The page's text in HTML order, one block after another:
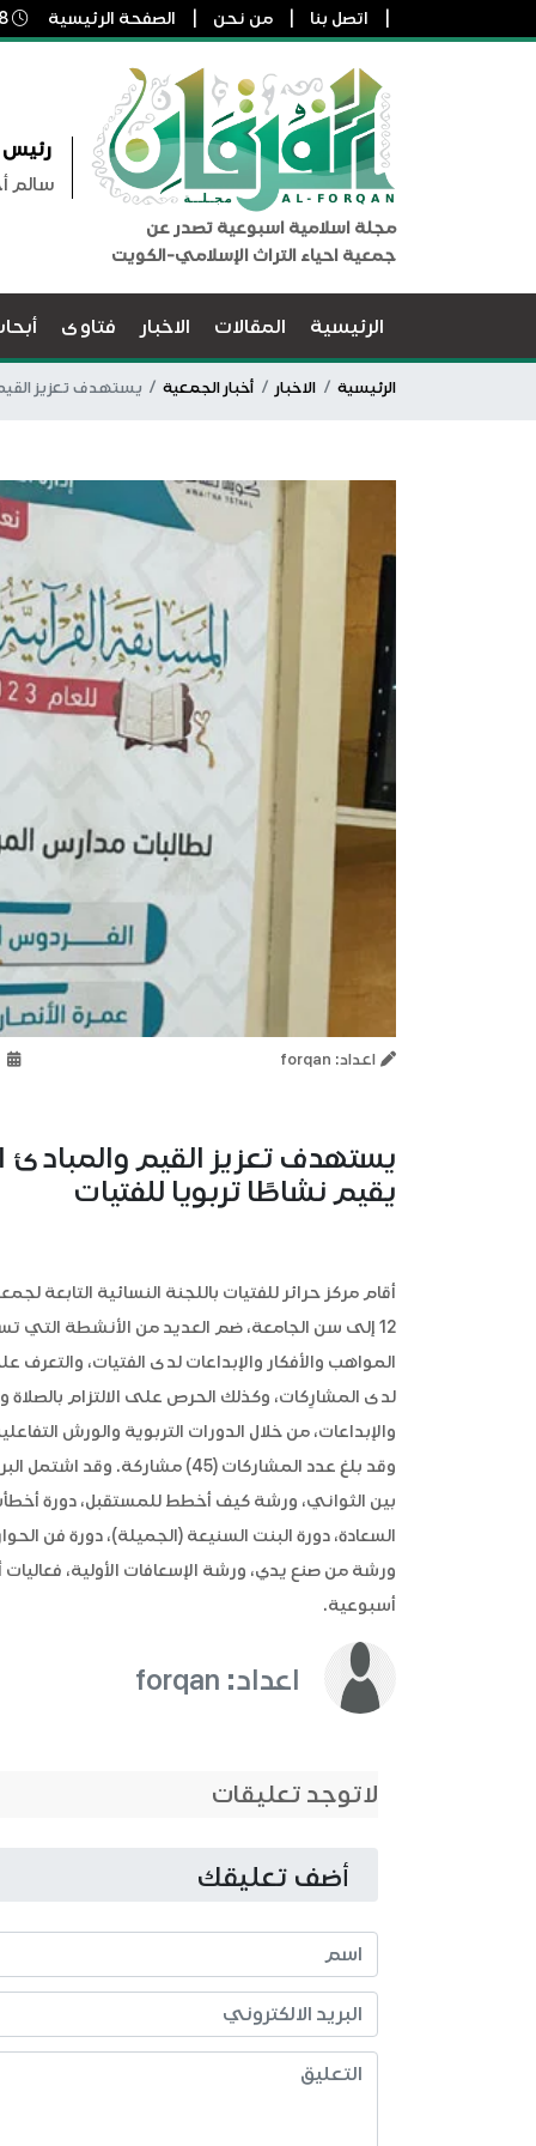
اتصل بنا من نحن الصفحة الرئيسية
مجلة اسلامية اسبوعية تصدر عن
جمعية احياء التراث الإسلامي-الكويت
رئيس
سالم
الرئيسية المقالات الاخبار فتاوى
الرئيسية الاخبار أخبار الجمعية يستهدف تعزيز القيم
اعداد: forqan
يستهدف تعزيز القيم والمبادئ
يقيم نشاطًا تربويا للفتيات
أقام مركز حرائر للفتيات باللجنة النسائية التابعة
12 إلى سن الجامعة، ضم العديد من الأنشطة التي
المواهب والأفكار والإبداعات لدى الفتيات، والتعرف
لدى المشارِكات، وكذلك الحرص على الالتزام بالصلاة
وقد بلغ عدد المشاركات (45)
بين الثواني، ورشة كيف أخطط للمستقبل، دورة أخطأت
السعادة، دورة البنت السنيعة (الجميلة)، دورة فن
ورشة من صنع يدي، ورشة الإسعافات الأولية، فعاليات
أسبوعية.
اعداد: forqan
لاتوجد تعليقات
أضف تعليقك